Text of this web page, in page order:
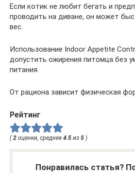
Если котик не любит бегать и
проводить на диване, он может
вес.
Использование Indoor Appetite
допустить ожирения питомца без
питания.
От рациона зависит физическая
Рейтинг
( 2 оценки, среднее 4.5 из 5 )
Понравилась статья?